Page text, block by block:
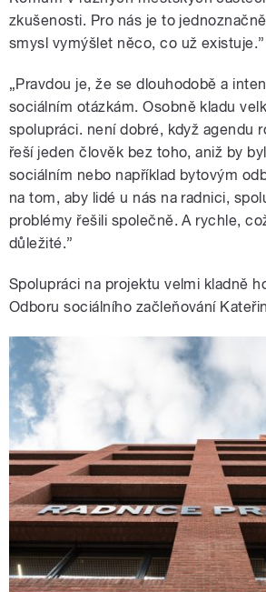
zkušenosti. Pro nás je to
smysl vymýšlet něco, co už existuje.”
„Pravdou je, že se dlouhodobě a
sociálním otázkám. Osobně kladu
spolupráci. není dobré, když agendu
řeší jeden člověk bez toho, aniž by
sociálním nebo například bytovým
na tom, aby lidé u nás na radnici,
problémy řešili společně. A rychle,
důležité.”
Spolupráci na projektu velmi kladně
Odboru sociálního začleňování